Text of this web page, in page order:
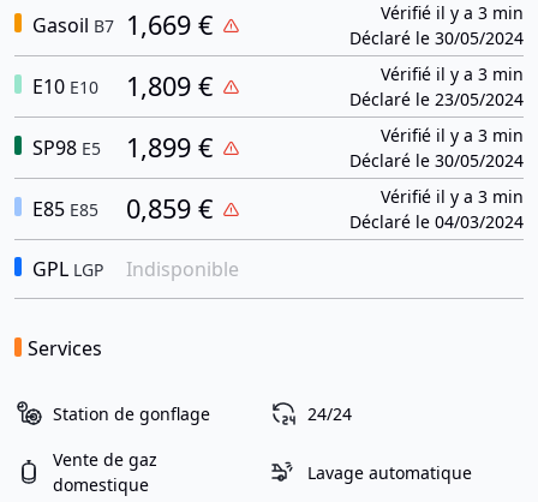
Gasoil B7 1,669 €
Vérifié il y a 3 min
Déclaré le 30/05/2024
E10 E10 1,809 €
Vérifié il y a 3 min
Déclaré le 23/05/2024
SP98 E5 1,899 €
Vérifié il y a 3 min
Déclaré le 30/05/2024
E85 E85 0,859 €
Vérifié il y a 3 min
Déclaré le 04/03/2024
GPL LGP Indisponible
Services
Station de gonflage 24/24
Vente de gaz
domestique
Lavage automatique